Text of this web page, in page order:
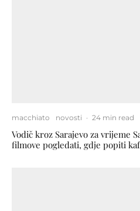
macchiato novosti · 24 min read
Vodič kroz Sarajevo za vrijeme
filmove pogledati, gdje popiti